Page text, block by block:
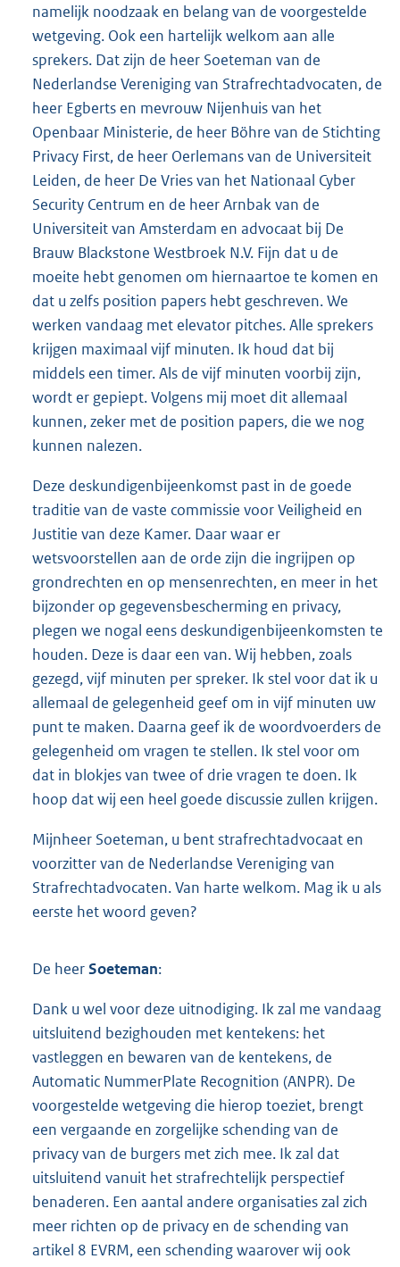
namelijk noodzaak en belang van de voorgestelde
wetgeving. Ook een hartelijk welkom aan alle
sprekers. Dat zijn de heer Soeteman van de
Nederlandse Vereniging van Strafrechtadvocaten, de
heer Egberts en mevrouw Nijenhuis van het
Openbaar Ministerie, de heer Böhre van de Stichting
Privacy First, de heer Oerlemans van de Universiteit
Leiden, de heer De Vries van het Nationaal Cyber
Security Centrum en de heer Arnbak van de
Universiteit van Amsterdam en advocaat bij De
Brauw Blackstone Westbroek N.V. Fijn dat u de
moeite hebt genomen om hiernaartoe te komen en
dat u zelfs position papers hebt geschreven. We
werken vandaag met elevator pitches. Alle sprekers
krijgen maximaal vijf minuten. Ik houd dat bij
middels een timer. Als de vijf minuten voorbij zijn,
wordt er gepiept. Volgens mij moet dit allemaal
kunnen, zeker met de position papers, die we nog
kunnen nalezen.
Deze deskundigenbijeenkomst past in de goede
traditie van de vaste commissie voor Veiligheid en
Justitie van deze Kamer. Daar waar er
wetsvoorstellen aan de orde zijn die ingrijpen op
grondrechten en op mensenrechten, en meer in het
bijzonder op gegevensbescherming en privacy,
plegen we nogal eens deskundigenbijeenkomsten te
houden. Deze is daar een van. Wij hebben, zoals
gezegd, vijf minuten per spreker. Ik stel voor dat ik u
allemaal de gelegenheid geef om in vijf minuten uw
punt te maken. Daarna geef ik de woordvoerders de
gelegenheid om vragen te stellen. Ik stel voor om
dat in blokjes van twee of drie vragen te doen. Ik
hoop dat wij een heel goede discussie zullen krijgen.
Mijnheer Soeteman, u bent strafrechtadvocaat en
voorzitter van de Nederlandse Vereniging van
Strafrechtadvocaten. Van harte welkom. Mag ik u als
eerste het woord geven?
De heerSoeteman:
Dank u wel voor deze uitnodiging. Ik zal me vandaag
uitsluitend bezighouden met kentekens: het
vastleggen en bewaren van de kentekens, de
Automatic NummerPlate Recognition (ANPR). De
voorgestelde wetgeving die hierop toeziet, brengt
een vergaande en zorgelijke schending van de
privacy van de burgers met zich mee. Ik zal dat
uitsluitend vanuit het strafrechtelijk perspectief
benaderen. Een aantal andere organisaties zal zich
meer richten op de privacy en de schending van
artikel 8 EVRM, een schending waarover wij ook